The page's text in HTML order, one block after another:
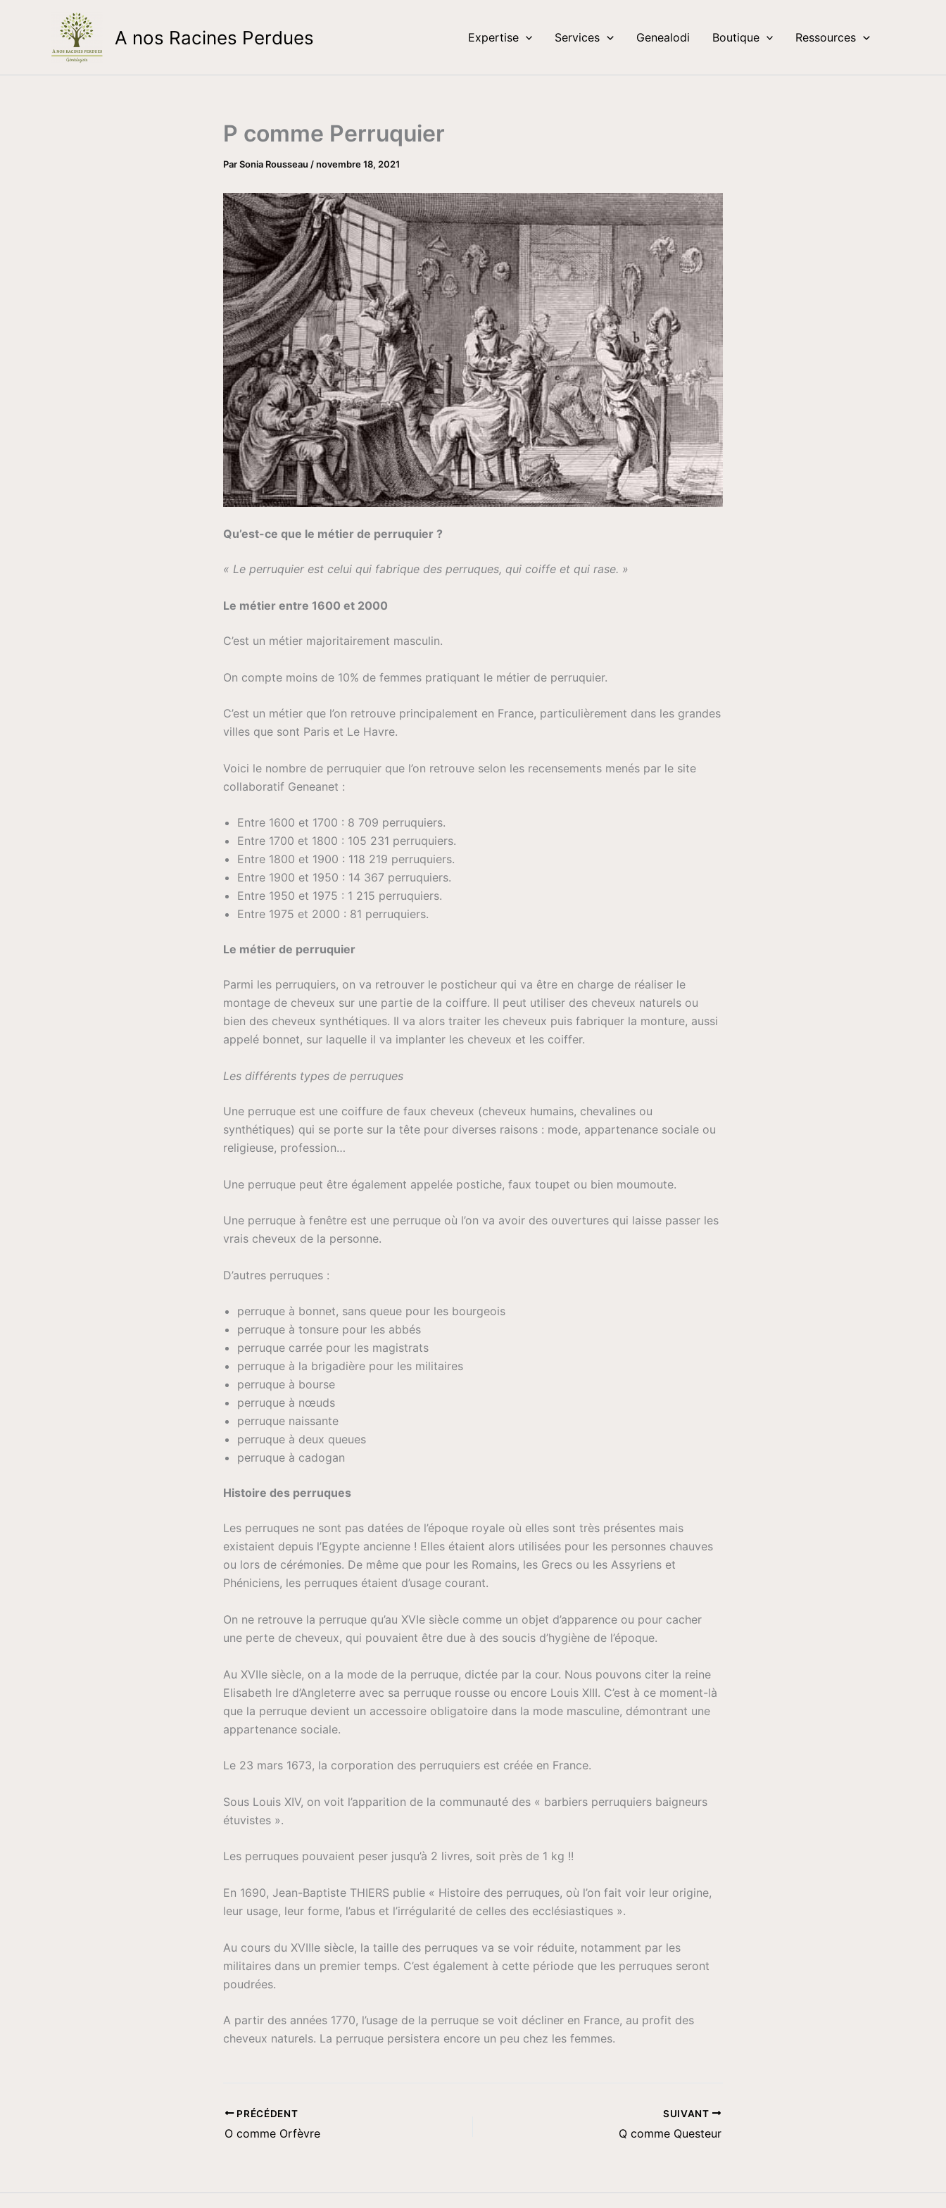
A nos Racines Perdues Expertise Services Genealodi Boutique Ressources
P comme Perruquier
ParSonia Rousseau /novembre 18, 2021
Qu’est-ce que le métier de perruquier ?
« Le perruquier est celui qui fabrique des perruques, qui coiffe et qui rase. »
Le métier entre 1600 et 2000
C’est un métier majoritairement masculin.
On compte moins de 10% de femmes pratiquant le métier de perruquier.
C’est un métier que l’on retrouve principalement en France, particulièrement dans les grandes
villes que sont Paris et Le Havre.
Voici le nombre de perruquier que l’on retrouve selon les recensements menés par le site
collaboratif Geneanet :
Entre 1600 et 1700 : 8 709 perruquiers.
Entre 1700 et 1800 : 105 231 perruquiers.
Entre 1800 et 1900 : 118 219 perruquiers.
Entre 1900 et 1950 : 14 367 perruquiers.
Entre 1950 et 1975 : 1 215 perruquiers.
Entre 1975 et 2000 : 81 perruquiers.
Le métier de perruquier
Parmi les perruquiers, on va retrouver le posticheur qui va être en charge de réaliser le
montage de cheveux sur une partie de la coiffure. Il peut utiliser des cheveux naturels ou
bien des cheveux synthétiques. Il va alors traiter les cheveux puis fabriquer la monture, aussi
appelé bonnet, sur laquelle il va implanter les cheveux et les coiffer.
Les différents types de perruques
Une perruque est une coiffure de faux cheveux (cheveux humains, chevalines ou
synthétiques) qui se porte sur la tête pour diverses raisons : mode, appartenance sociale ou
religieuse, profession…
Une perruque peut être également appelée postiche, faux toupet ou bien moumoute.
Une perruque à fenêtre est une perruque où l’on va avoir des ouvertures qui laisse passer les
vrais cheveux de la personne.
D’autres perruques :
perruque à bonnet, sans queue pour les bourgeois
perruque à tonsure pour les abbés
perruque carrée pour les magistrats
perruque à la brigadière pour les militaires
perruque à bourse
perruque à nœuds
perruque naissante
perruque à deux queues
perruque à cadogan
Histoire des perruques
Les perruques ne sont pas datées de l’époque royale où elles sont très présentes mais
existaient depuis l’Egypte ancienne ! Elles étaient alors utilisées pour les personnes chauves
ou lors de cérémonies. De même que pour les Romains, les Grecs ou les Assyriens et
Phéniciens, les perruques étaient d’usage courant.
On ne retrouve la perruque qu’au XVIe siècle comme un objet d’apparence ou pour cacher
une perte de cheveux, qui pouvaient être due à des soucis d’hygiène de l’époque.
Au XVIIe siècle, on a la mode de la perruque, dictée par la cour. Nous pouvons citer la reine
Elisabeth Ire d’Angleterre avec sa perruque rousse ou encore Louis XIII. C’est à ce moment-là
que la perruque devient un accessoire obligatoire dans la mode masculine, démontrant une
appartenance sociale.
Le 23 mars 1673, la corporation des perruquiers est créée en France.
Sous Louis XIV, on voit l’apparition de la communauté des « barbiers perruquiers baigneurs
étuvistes ».
Les perruques pouvaient peser jusqu’à 2 livres, soit près de 1 kg !!
En 1690, Jean-Baptiste THIERS publie « Histoire des perruques, où l’on fait voir leur origine,
leur usage, leur forme, l’abus et l’irrégularité de celles des ecclésiastiques ».
Au cours du XVIIIe siècle, la taille des perruques va se voir réduite, notamment par les
militaires dans un premier temps. C’est également à cette période que les perruques seront
poudrées.
A partir des années 1770, l’usage de la perruque se voit décliner en France, au profit des
cheveux naturels. La perruque persistera encore un peu chez les femmes.
PRÉCÉDENT
O comme Orfèvre
SUIVANT
Q comme Questeur